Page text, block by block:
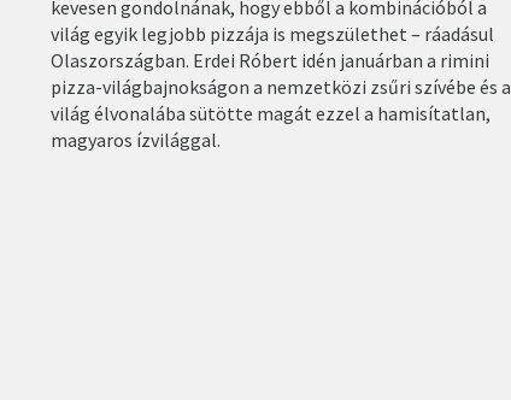
kevesen gondolnának, hogy ebből a kombinációból a
világ egyik legjobb pizzája is megszülethet – ráadásul
Olaszországban. Erdei Róbert idén januárban a rimini
pizza-világbajnokságon a nemzetközi zsűri szívébe és a
világ élvonalába sütötte magát ezzel a hamisítatlan,
magyaros ízvilággal.